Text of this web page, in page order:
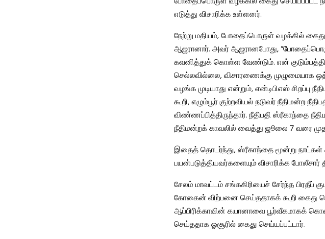
எடுத்து விசாரிக்க உள்ளனர்.
நேற்று மதியம், போதைப்பொருள் வழக்கில்
ஆஜரானார். அவர் ஆஜரானபோது,
கவனித்துக் கொள்ள வேண்டும். என்
செல்லவில்லை, விசாரணைக்கு முழுமையாக
வழங்க முடியாது என்றும், என்டிபிஎஸ் சிறப்பு
கூறி, எழும்பூர் குற்றவியல் நடுவர் நீதிமன்ற
விண்ணப்பித்திருந்தார். நீதிபதி ஸ்ரீகாந்தை
நீதிமன்றக் காவலில் வைத்து ஜூலை 7 வரை
இதைத் தொடர்ந்து, ஸ்ரீகாந்தை மூன்று நாட்கள்
பயன்படுத்தியவர்களையும் விசாரிக்க போலீசார்
சேலம் மாவட்டம் சங்ககிரியைச் சேர்ந்த பிரதீப்
கோகைன் விற்பனை செய்ததாகக் கூறி கைது
ஆப்பிரிக்காவின் கயானாவை பூர்வீகமாகக்
செய்ததாக ஓசூரில் கைது செய்யப்பட்டார்.